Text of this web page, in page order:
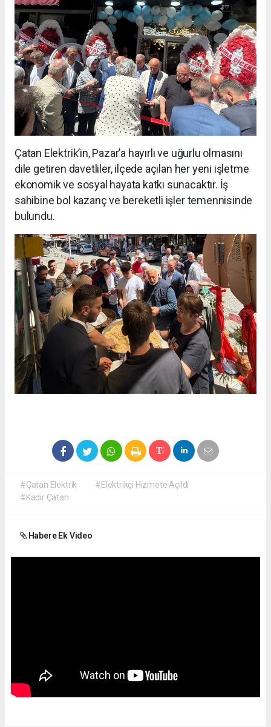
Çatan Elektrik’in, Pazar’a hayırlı ve uğurlu olmasını
dile getiren davetliler, ilçede açılan her yeni işletme
ekonomik ve sosyal hayata katkı sunacaktır. İş
sahibine bol kazanç ve bereketli işler temennisinde
bulundu.
#Çatan Elektrik
#Elektrikçi Hizmete Açıldı
#Kadir Çatan
Habere Ek Video